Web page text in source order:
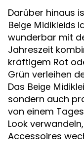
Darüber hinaus
Beige Midikleids
wunderbar mit
Jahreszeit
kräftigem Rot
Grün verleihen
Das Beige
sondern auch
von einem
Look
Accessoires